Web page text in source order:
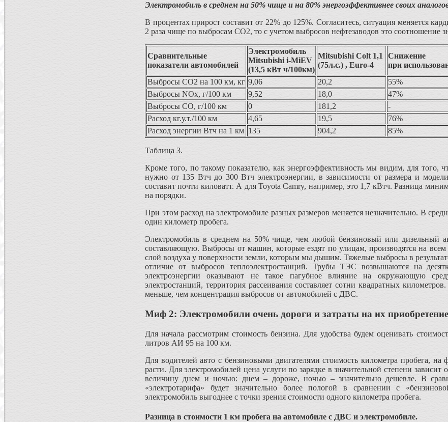
Электромобиль в среднем на 50% чище и на 80% энергоэффективнее своих
В процентах прирост составит от 22% до 125%. Согласитесь, ситуация меняется
2 раза чище по выбросам СО2, то с учетом выбросов нефтезаводов это соотношение
Сравнительные
показатели автомобилей
Электромобиль
Mitsubishi i-MiEV
(13,5 кВт ч/100км)
Mitsubishi Colt 1,1
(75л.с.) , Euro-4
Снижение
при
Выбросы СО2 на 100 км, кг 9,06 20,2
55%
Выбросы NOx, г/100 км
9,52 18,0
47%
Выбросы CO, г/100 км
0 181,2
-
Расход кг.у.т./100 км
4,65 19,5
76%
Расход энергии Втч на 1 км 135 904,2 85%
Таблица 3.
Кроме того, по такому показателю, как энергоэффективность мы видим, для того,
нужно от 135 Втч до 300 Втч электроэнергии, в зависимости от размера и
составит почти киловатт. А для Toyota Camry, например, это 1,7 кВтч. Разница
на порядки.
При этом расход на электромобиле разных размеров меняется незначительно. В
один километр пробега.
Электромобиль в среднем на 50% чище, чем любой бензиновый или дизельный
составляющую. Выбросы от машин, которые ездят по улицам, производятся на
слой воздуха у поверхности земли, которым мы дышим. Тяжелые выбросы в
отличие от выбросов теплоэлектростанций. Трубы ТЭС возвышаются на
электроэнергии оказывают не такое пагубное влияние на окружающую
электростанций, территория рассеивания составляет сотни квадратных
меньше, чем концентрация выбросов от автомобилей с ДВС.
Миф 2: Электромобили очень дороги и затраты на их
Для начала рассмотрим стоимость бензина. Для удобства будем оценивать
литров АИ 95 на 100 км.
Для водителей авто с бензиновыми двигателями стоимость километра пробега, на
расти. Для электромобилей цена услуги по зарядке в значительной степени
величину днем и ночью: днем – дороже, ночью – значительно дешевле. В
«электротарифа» будет значительно более пологой в сравнении с
электромобиль выгоднее с точки зрения стоимости одного километра пробега.
Разница в стоимости 1 км пробега на автомобиле с ДВС и электромобиле.